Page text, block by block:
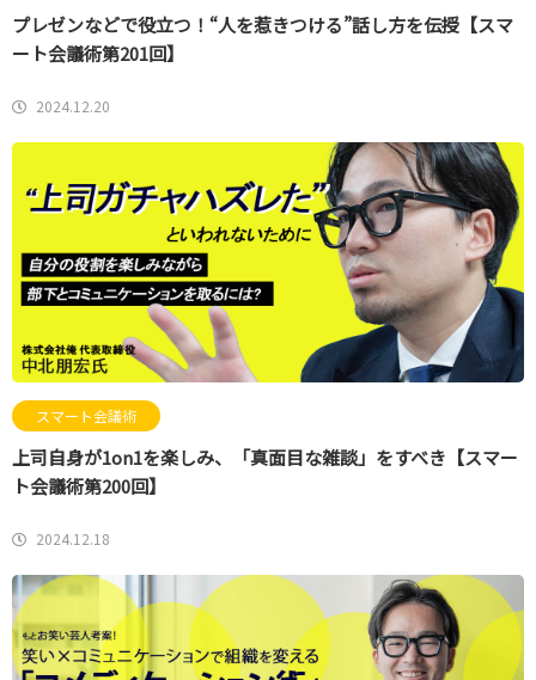
プレゼンなどで役立つ！“人を惹きつける”話し方を伝授【スマ
ート会議術第201回】
2024.12.20
スマート会議術
上司自身が1on1を楽しみ、「真面目な雑談」をすべき【スマー
ト会議術第200回】
2024.12.18